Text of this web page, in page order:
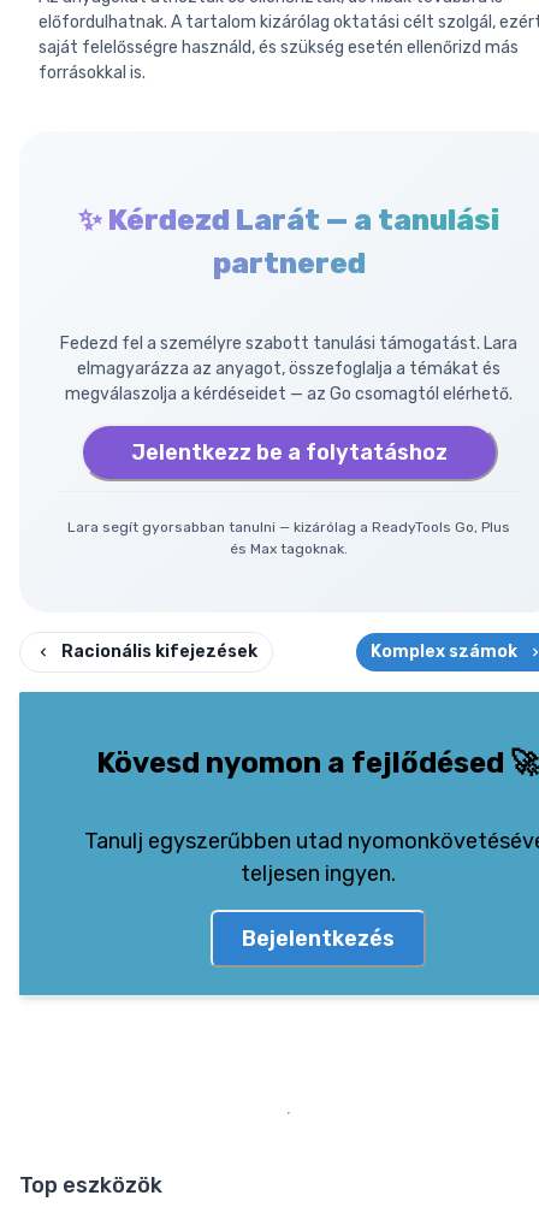
előfordulhatnak. A tartalom kizárólag oktatási célt szolgál,
saját felelősségre használd, és szükség esetén ellenőrizd más
forrásokkal is.
✨ Kérdezd Larát — a tanulási
partnered
Fedezd fel a személyre szabott tanulási támogatást. Lara
elmagyarázza az anyagot, összefoglalja a témákat és
megválaszolja a kérdéseidet — az Go csomagtól elérhető.
Jelentkezz be a folytatáshoz
Lara segít gyorsabban tanulni — kizárólag a ReadyTools Go, Plus
és Max tagoknak.
Racionális kifejezések Komplex számok
Kövesd nyomon a fejlődésed 🚀
Tanulj egyszerűbben utad
teljesen ingyen.
Bejelentkezés
Top eszközök